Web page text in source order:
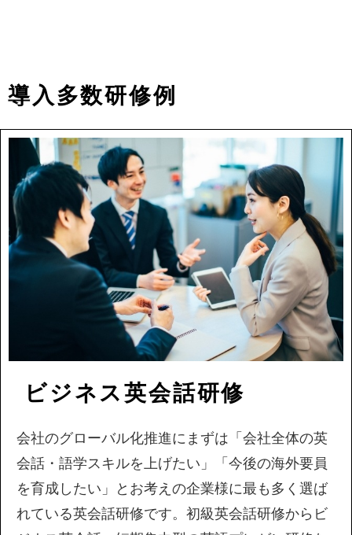
導入多数研修例
ビジネス英会話研修
会社のグローバル化推進にまずは「会社全体の英
会話・語学スキルを上げたい」「今後の海外要員
を育成したい」とお考えの企業様に最も多く選ば
れている英会話研修です。初級英会話研修からビ